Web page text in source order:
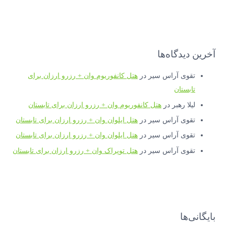
آخرین دیدگاه‌ها
تقوی آراس سیر درهتل کانفوریوم وان + رزرو ارزان برای
تابستان
لیلا رهبر درهتل کانفوریوم وان + رزرو ارزان برای تابستان
تقوی آراس سیر درهتل ایلوان وان + رزرو ارزان برای تابستان
تقوی آراس سیر درهتل ایلوان وان + رزرو ارزان برای تابستان
تقوی آراس سیر درهتل توپراک وان + رزرو ارزان برای تابستان
بایگانی‌ها